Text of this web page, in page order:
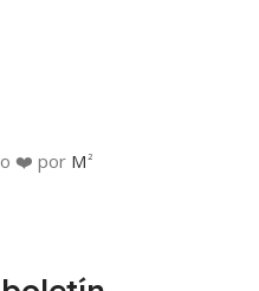
❤️ por M 2